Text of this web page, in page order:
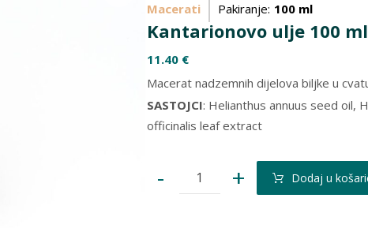
Macerati Pakiranje: 100 ml
Kantarionovo ulje 100 ml
11.40 €
Macerat nadzemnih dijelova biljke u
SASTOJCI: Helianthus annuus seed oil,
officinalis leaf extract
- + Dodaj u